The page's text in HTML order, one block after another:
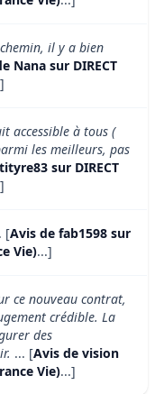
il y a bien
Nana sur DIRECT
accessible à tous (
les meilleurs, pas
sur DIRECT
[Avis de fab1598 sur
Vie)...]
ce nouveau contrat,
crédible. La
des
... [Avis de vision
Vie)...]